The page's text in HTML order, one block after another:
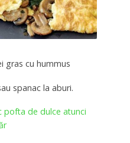
gras cu hummus
spanac la aburi.
pofta de dulce atunci